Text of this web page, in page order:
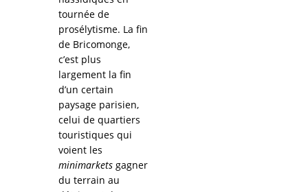
tournée de
prosélytisme. La fin
de Bricomonge,
c’est plus
largement la fin
d’un certain
paysage parisien,
celui de quartiers
touristiques qui
voient les
minimarkets gagner
du terrain au